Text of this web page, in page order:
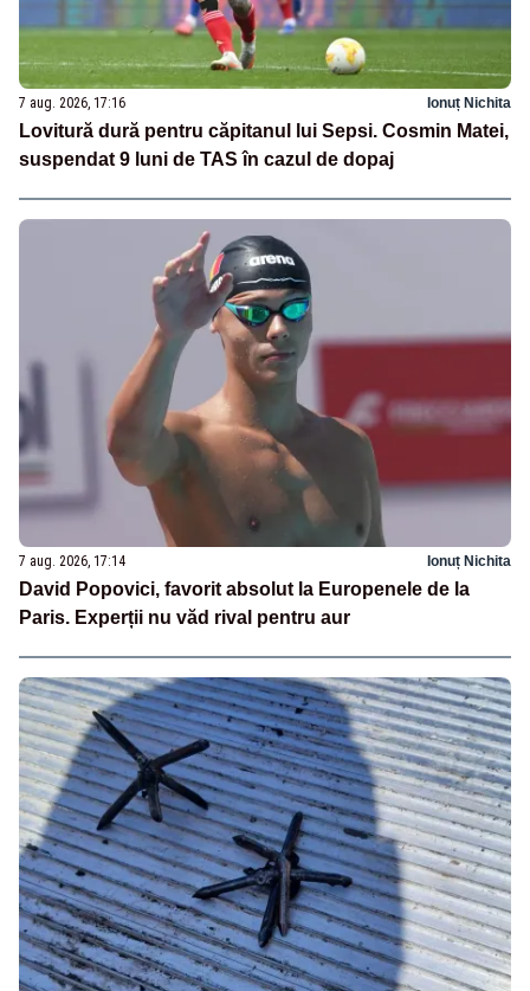
7 aug. 2026, 17:16 Ionuț Nichita
Lovitură dură pentru căpitanul lui Sepsi. Cosmin Matei,
suspendat 9 luni de TAS în cazul de dopaj
7 aug. 2026, 17:14 Ionuț Nichita
David Popovici, favorit absolut la Europenele de la
Paris. Experții nu văd rival pentru aur